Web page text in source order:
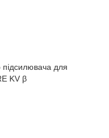
підсилювача для
KV β